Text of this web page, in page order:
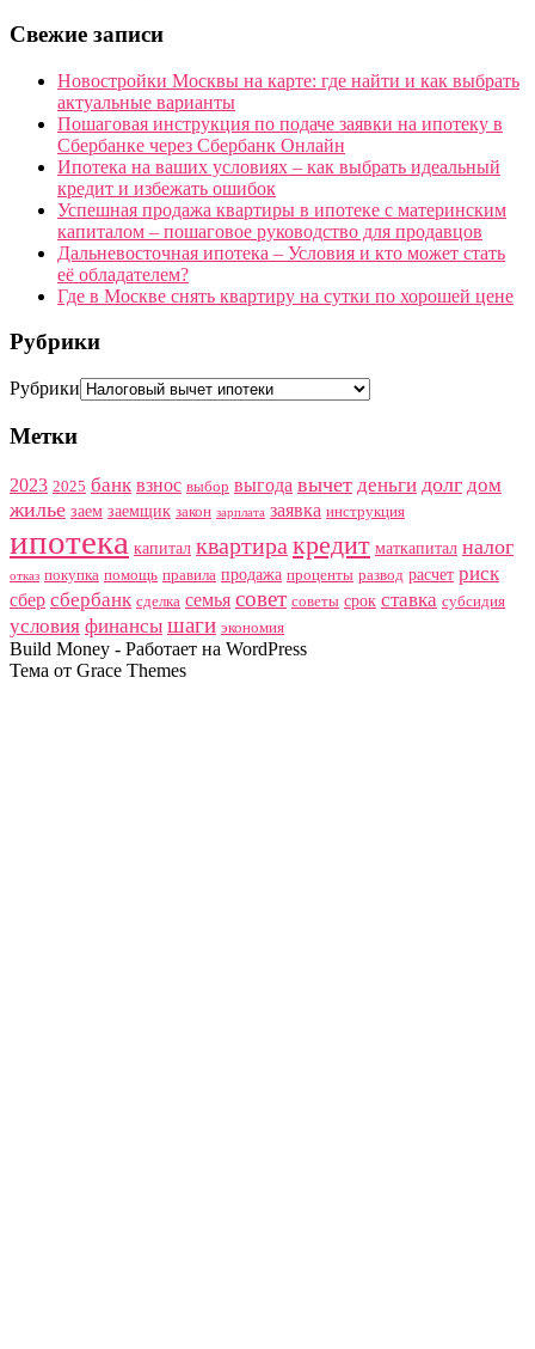
Свежие записи
Новостройки Москвы на карте: где найти и как выбрать
актуальные варианты
Пошаговая инструкция по подаче заявки на ипотеку в
Сбербанке через Сбербанк Онлайн
Ипотека на ваших условиях – как выбрать идеальный
кредит и избежать ошибок
Успешная продажа квартиры в ипотеке с материнским
капиталом – пошаговое руководство для продавцов
Дальневосточная ипотека – Условия и кто может стать
её обладателем?
Где в Москве снять квартиру на сутки по хорошей цене
Рубрики
Рубрики
Метки
2023 2025 банк взнос выбор выгода вычет деньги долг дом
жилье заем заемщик закон зарплата заявка инструкция
ипотека капитал квартира кредит маткапитал налог
отказ покупка помощь правила продажа проценты развод расчет риск
сбер сбербанк сделка семья совет советы срок ставка субсидия
условия финансы шаги экономия
Build Money - Работает на WordPress
Тема от Grace Themes